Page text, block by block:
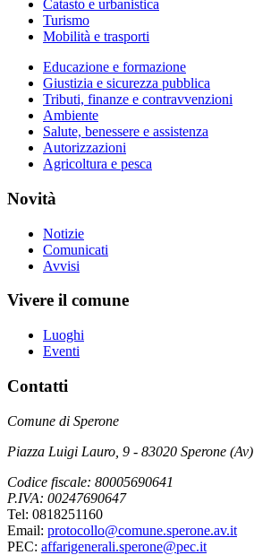
Catasto e urbanistica
Turismo
Mobilità e trasporti
Educazione e formazione
Giustizia e sicurezza pubblica
Tributi, finanze e contravvenzioni
Ambiente
Salute, benessere e assistenza
Autorizzazioni
Agricoltura e pesca
Novità
Notizie
Comunicati
Avvisi
Vivere il comune
Luoghi
Eventi
Contatti
Comune di Sperone
Piazza Luigi Lauro, 9 - 83020 Sperone (Av)
Codice fiscale: 80005690641
P.IVA: 00247690647
Tel: 0818251160
Email: protocollo@comune.sperone.av.it
PEC: affarigenerali.sperone@pec.it